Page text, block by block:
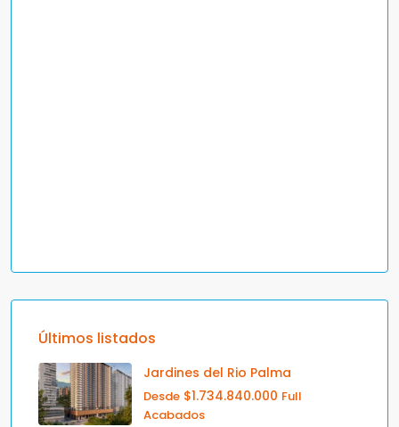
Últimos listados
Jardines del Rio Palma
Desde $1.734.840.000 Full
Acabados